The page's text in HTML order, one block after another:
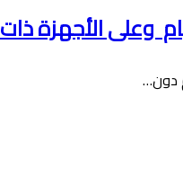
وعلى الأجهزة
دون…